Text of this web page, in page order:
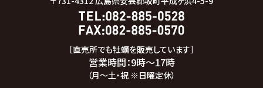
［直売所でも牡蠣を販売しています］
営業時間：9時～17時
（月～土・祝 ※日曜定休）